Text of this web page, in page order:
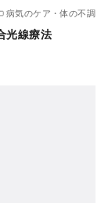
病気のケア・体の不調
光線療法